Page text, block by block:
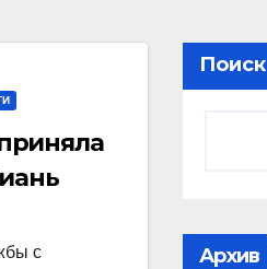
с
Поиск
Архив